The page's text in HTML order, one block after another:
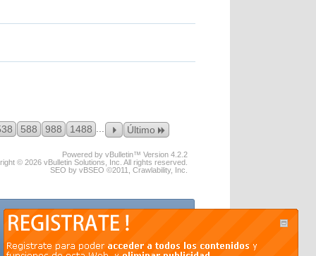
588 988 1488 Último
Powered by vBulletin™ Version 4.2.2
© 2026 vBulletin Solutions, Inc. All rights reserved.
SEO by vBSEO ©2011, Crawlability, Inc.